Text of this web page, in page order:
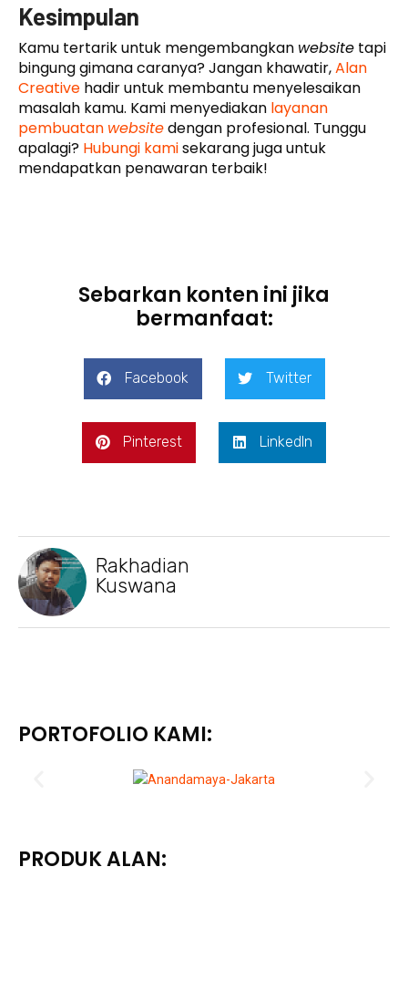
Kesimpulan
Kamu tertarik untuk mengembangkan website tapi
bingung gimana caranya? Jangan khawatir,Alan
Creative hadir untuk membantu menyelesaikan
masalah kamu. Kami menyediakan layanan
pembuatan websitedengan profesional. Tunggu
apalagi? Hubungi kamisekarang juga untuk
mendapatkan penawaran terbaik!
Sebarkan konten ini jika
bermanfaat:
Facebook Twitter
Pinterest LinkedIn
Rakhadian
Kuswana
PORTOFOLIO KAMI:
PRODUK ALAN: